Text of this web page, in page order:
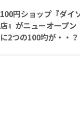
100円ショップ『ダイ
店』がニューオープン
に2つの100圴が・・？